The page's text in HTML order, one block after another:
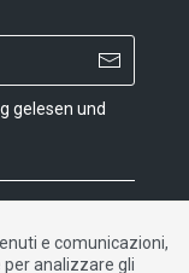
gelesen und
e comunicazioni,
analizzare gli